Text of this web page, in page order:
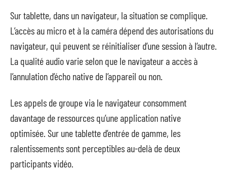
Sur tablette, dans un navigateur, la situation se complique.
L’accès au micro et à la caméra dépend des autorisations du
navigateur, qui peuvent se réinitialiser d’une session à l’autre.
La qualité audio varie selon que le navigateur a accès à
l’annulation d’écho native de l’appareil ou non.
Les appels de groupe via le navigateur consomment
davantage de ressources qu’une application native
optimisée. Sur une tablette d’entrée de gamme, les
ralentissements sont perceptibles au-delà de deux
participants vidéo.